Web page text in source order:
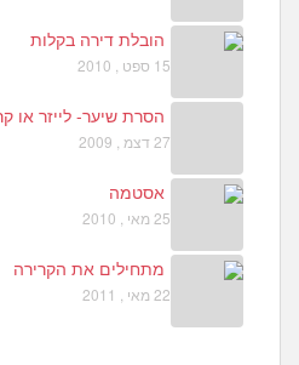
הובלת דירה בקלות
15 ספט , 2010
הסרת שיער- לייזר או
27 דצמ , 2009
אסטמה
25 מאי , 2010
מתחילים את הקרירה
22 מאי , 2011